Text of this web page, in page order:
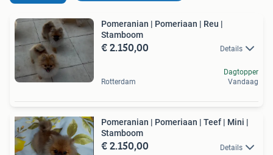
Pomeranian | Pomeriaan | Reu |
Stamboom
€ 2.150,00 Details
Rotterdam
Dagtopper
Vandaag
Pomeranian | Pomeriaan | Teef | Mini |
Stamboom
€ 2.150,00 Details